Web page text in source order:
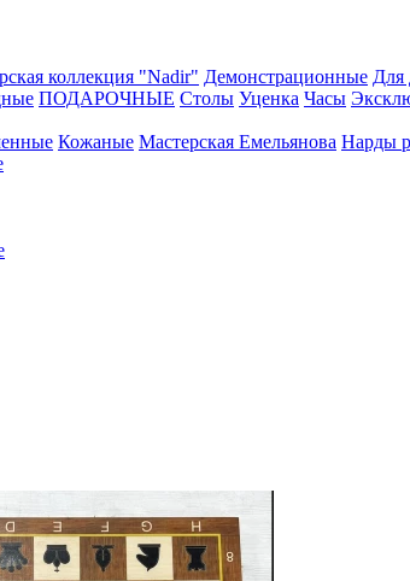
коллекция "Nadir" Демонстрационные Для
ПОДАРОЧНЫЕ Столы Уценка Часы
Кожаные Мастерская Емельянова Нарды